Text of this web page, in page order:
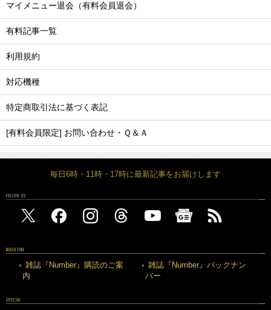
マイメニュー退会（有料会員退会）
有料記事一覧
利用規約
対応機種
特定商取引法に基づく表記
[有料会員限定] お問い合わせ・Ｑ＆Ａ
毎日6時・11時・17時に最新記事をお届けします
FOLLOW US
MAGAZINE
雑誌『Number』購読のご案
内
雑誌『Number』バックナン
バー
SPECIAL